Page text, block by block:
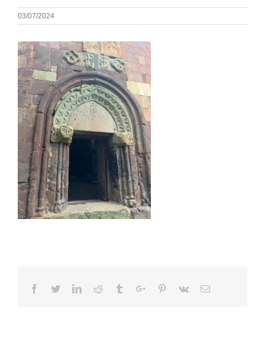
03/07/2024
Facebook
TwitterLinkedinReddit TumblrGoogle+Pinterest
Vk Email